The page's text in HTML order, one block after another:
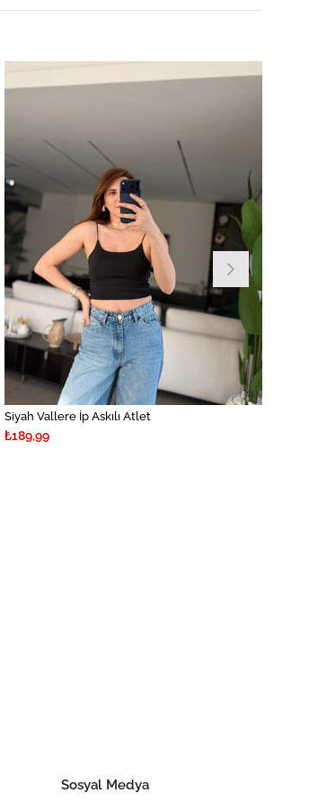
Siyah Vallere İp Askılı Atlet
₺189,99
Sosyal Medya